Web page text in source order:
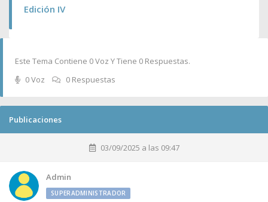
Edición IV
Este Tema Contiene 0 Voz Y Tiene 0 Respuestas.
0 Voz
0 Respuestas
Publicaciones
03/09/2025 a las 09:47
Admin
SUPERADMINISTRADOR